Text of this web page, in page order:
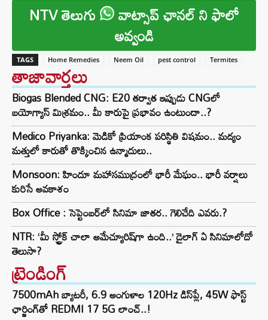
NTV తెలుగు వాట్సాప్ ఛానల్ ని ఫాలో
అవ్వండి
TAGS Home Remedies Neem Oil pest control Termites
తాజావార్తలు
Biogas Blended CNG: E20 తర్వాత ఇప్పుడు CNGలో
బయోగ్యాస్ మిశ్రమం.. మీ కారుపై ప్రభావం ఉంటుందా..?
Medico Priyanka: మెడికో ప్రియాంక పరిస్థితి విషమం.. మద్యం
మత్తులో కారుతో తొక్కించిన ఉన్మాదులు..
Monsoon: హిందూ మహాసముద్రంలో భారీ మేఘం.. భారీ వర్షాలు
కురిసే అవకాశం
Box Office : సెప్టెంబర్‌లో సినిమా జాతర.. గెలిచేది ఎవరు.?
NTR: ‘మీ స్ట్రోక్ చాలా అమేచ్యూరిష్‌గా ఉంది..’ డైలాగ్ ఏ సినిమాలోదో
తెలుసా?
ట్రెండింగ్‌
7500mAh బ్యాటరీ, 6.9 అంగుళాల 120Hz డిస్‌ప్లే, 45W ఫాస్ట్
ఛార్జింగ్‌తో REDMI 17 5G లాంచ్..!